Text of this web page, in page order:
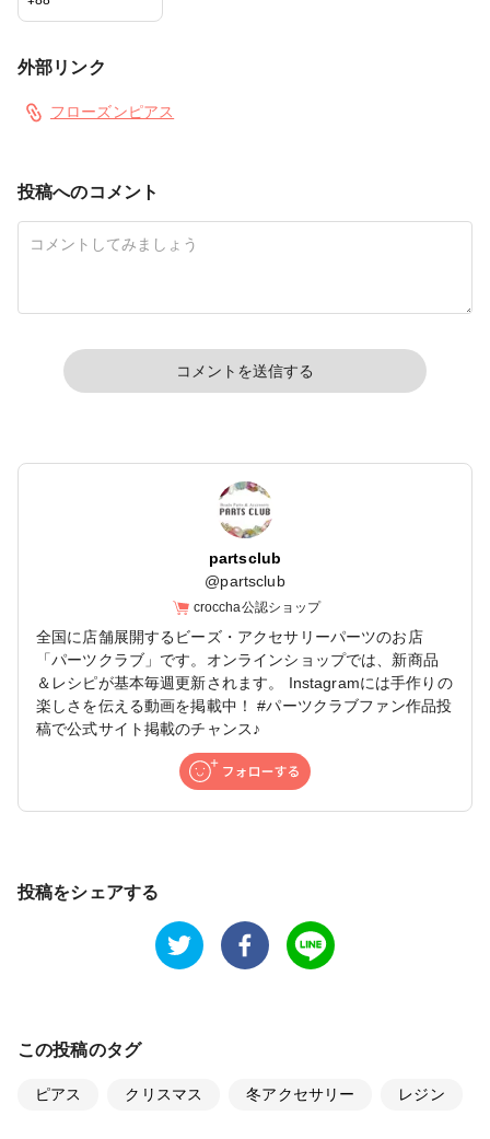
外部リンク
フローズンピアス
投稿へのコメント
コメントを送信する
partsclub
@partsclub
croccha公認ショップ
全国に店舗展開するビーズ・アクセサリーパーツのお店
「パーツクラブ」です。オンラインショップでは、新商品
＆レシピが基本毎週更新されます。 Instagramには手作りの
楽しさを伝える動画を掲載中！ #パーツクラブファン作品投
稿で公式サイト掲載のチャンス♪
投稿をシェアする
この投稿のタグ
ピアス クリスマス 冬アクセサリー レジン